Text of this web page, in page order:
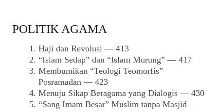
POLITIK AGAMA
Haji dan Revolusi — 413
“Islam Sedap” dan “Islam Murung” — 417
Membumikan “Teologi Teomorfis”
Posramadan — 423
Menuju Sikap Beragama yang Dialogis — 430
“Sang Imam Besar” Muslim tanpa Masjid —